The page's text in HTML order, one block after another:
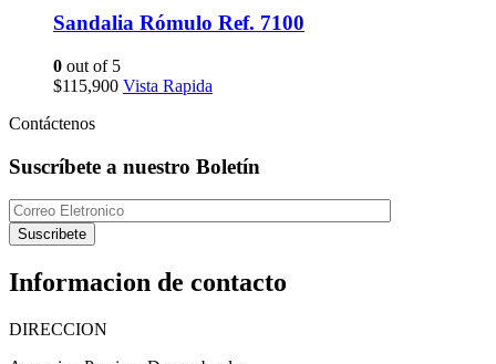
Sandalia Rómulo Ref. 7100
0 out of 5
$115,900 Vista Rapida
Contáctenos
Suscríbete a nuestro Boletín
Suscribete
Informacion de contacto
DIRECCION